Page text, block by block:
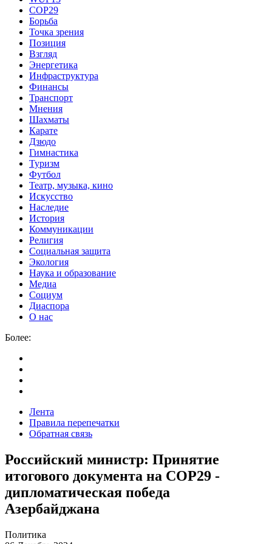
COP29
Борьба
Точка зрения
Позиция
Взгляд
Энергетика
Инфраструктура
Финансы
Транспорт
Мнения
Шахматы
Карате
Дзюдо
Гимнастика
Туризм
Футбол
Театр, музыка, кино
Искусство
Наследие
История
Коммуникации
Религия
Социальная защита
Экология
Наука и образование
Медиа
Социум
Диаспора
О нас
Более:
Лента
Правила перепечатки
Обратная связь
Российский министр: Принятие
итогового документа на COP29 -
дипломатическая победа
Азербайджана
Политика